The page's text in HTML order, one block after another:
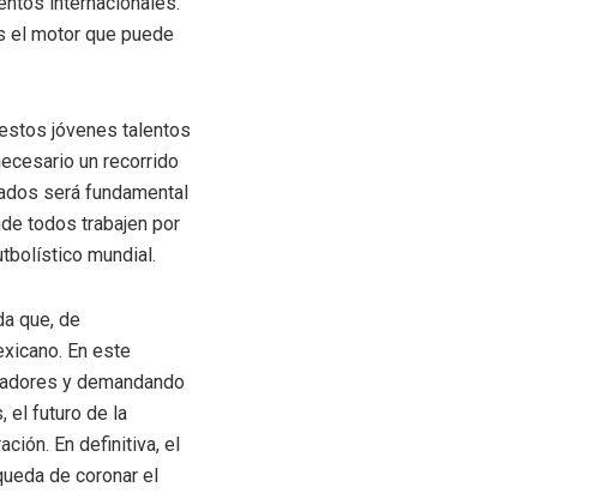
el motor que puede
jóvenes talentos
un recorrido
será fundamental
todos trabajen por
mundial.
que, de
En este
y demandando
el futuro de la
En definitiva, el
de coronar el